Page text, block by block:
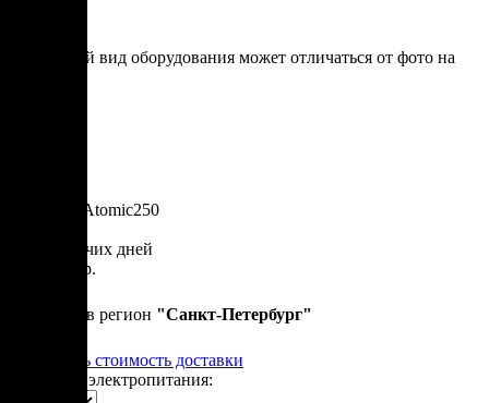
* итоговый вид оборудования может отличаться от фото на
Артикул: Atomic250
от 50 рабочих дней
2 850 000 р.
Привезем в регион "Санкт-Петербург"
Рассчитать стоимость доставки
Варианты электропитания: